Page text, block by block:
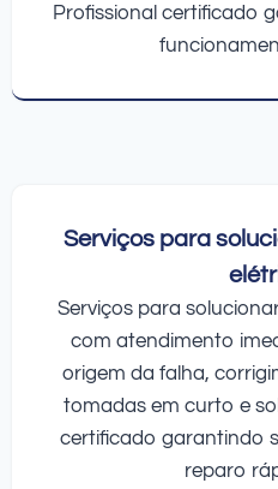
Profissional certificado
Serviços para
Serviços para
com atendimento
origem da falha,
tomadas em curto e
certificado garantindo
reparo